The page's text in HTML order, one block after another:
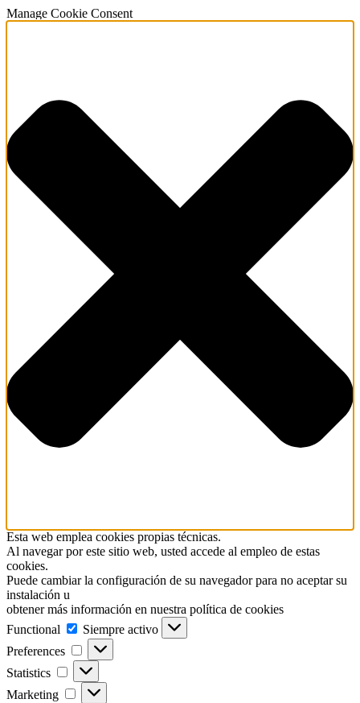
Manage Cookie Consent
Esta web emplea cookies propias técnicas.
Al navegar por este sitio web, usted accede al empleo de estas
cookies.
Puede cambiar la configuración de su navegador para no aceptar su
instalación u
obtener más información en nuestra política de cookies
Functional
Functional
Siempre activo
Preferences
Preferences
Statistics Statistics
Marketing Marketing